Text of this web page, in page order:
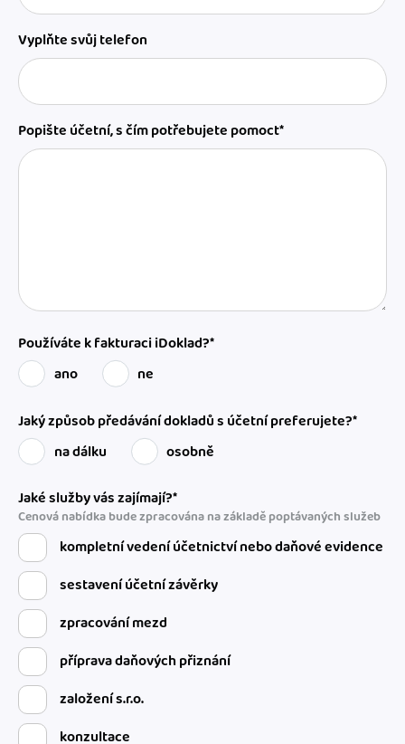
Vyplňte svůj telefon
Popište účetní, s čím potřebujete pomoct*
Používáte k fakturaci iDoklad?*
ano
ne
Jaký způsob předávání dokladů s účetní preferujete?*
na dálku
osobně
Jaké služby vás zajímají?*
Cenová nabídka bude zpracována na základě poptávaných služeb
kompletní vedení účetnictví nebo daňové evidence
sestavení účetní závěrky
zpracování mezd
příprava daňových přiznání
založení s.r.o.
konzultace